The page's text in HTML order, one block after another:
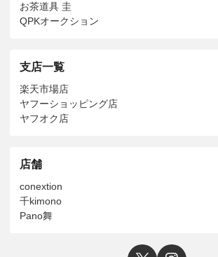
お茶道具 圭
QPKオークション
支店一覧
楽天市場店
ヤフーショッピング店
ヤフオク店
店舗
conextion
千kimono
Pano舞